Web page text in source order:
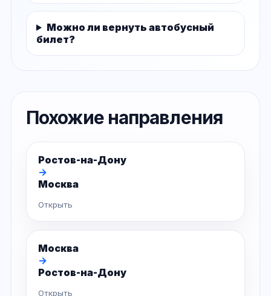
Можно ли вернуть автобусный
билет?
Похожие направления
Ростов-на-Дону
→
Москва
Открыть
Москва
→
Ростов-на-Дону
Открыть